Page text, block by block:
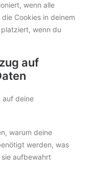
wenn alle
Cookies in deinem
wenn du
auf
auf deine
warum deine
werden, was
aufbewahrt